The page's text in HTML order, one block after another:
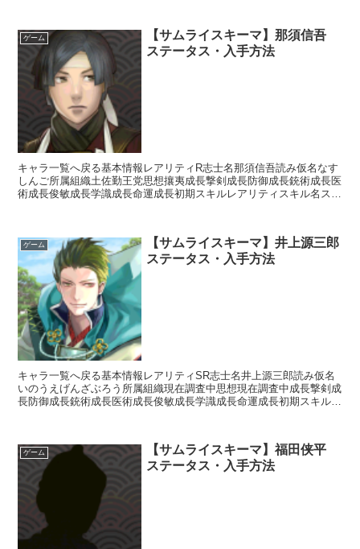
ゲーム
【サムライスキーマ】那須信吾
ステータス・入手方法
キャラ一覧へ戻る基本情報レアリティR志士名那須信吾読み仮名なす
しんご所属組織土佐勤王党思想攘夷成長撃剣成長防御成長銃術成長医
術成長俊敏成長学識成長命運成長初期スキルレアリティスキル名スキ
ゲーム
【サムライスキーマ】井上源三郎
ステータス・入手方法
キャラ一覧へ戻る基本情報レアリティSR志士名井上源三郎読み仮名
いのうえげんざぶろう所属組織現在調査中思想現在調査中成長撃剣成
長防御成長銃術成長医術成長俊敏成長学識成長命運成長初期スキルレ
ゲーム
【サムライスキーマ】福田侠平
ステータス・入手方法